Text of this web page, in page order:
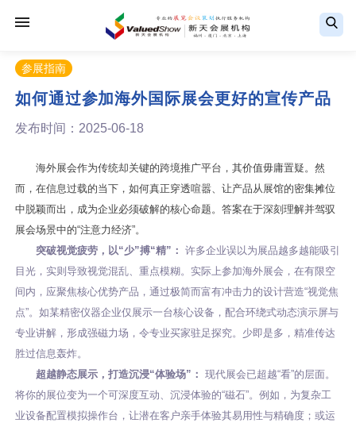
参展指南
如何通过参加海外国际展会更好的宣传产品
发布时间：2025-06-18
海外展会作为传统却关键的跨境推广平台，其价值毋庸置疑。然
而，在信息过载的当下，如何真正穿透喧嚣、让产品从展馆的密集摊位
中脱颖而出，成为企业必须破解的核心命题。答案在于深刻理解并驾驭
展会场景中的“注意力经济”。
突破视觉疲劳，以“少”搏“精”： 许多企业误以为展品越多越能吸引
目光，实则导致视觉混乱、重点模糊。实际上参加海外展会，在有限空
间内，应聚焦核心优势产品，通过极简而富有冲击力的设计营造“视觉焦
点”。如某精密仪器企业仅展示一台核心设备，配合环绕式动态演示屏与
专业讲解，形成强磁力场，令专业买家驻足探究。少即是多，精准传达
胜过信息轰炸。
超越静态展示，打造沉浸“体验场”： 现代展会已超越“看”的层面。
将你的展位变为一个可深度互动、沉浸体验的“磁石”。例如，为复杂工
业设备配置模拟操作台，让潜在客户亲手体验其易用性与精确度；或运